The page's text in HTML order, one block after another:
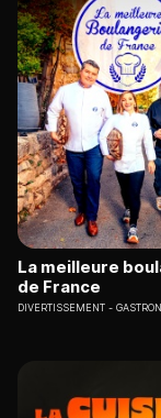
La meilleure
de France
DIVERTISSEMENT